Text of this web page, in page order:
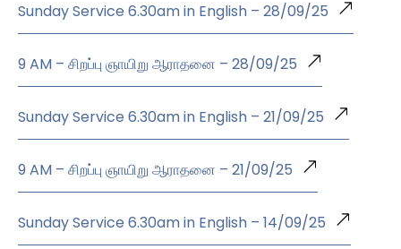
Sunday Service 6.30am in English – 28/09/25
9 AM – சிறப்பு ஞாயிறு ஆராதனை – 28/09/25
Sunday Service 6.30am in English – 21/09/25
9 AM – சிறப்பு ஞாயிறு ஆராதனை – 21/09/25
Sunday Service 6.30am in English – 14/09/25